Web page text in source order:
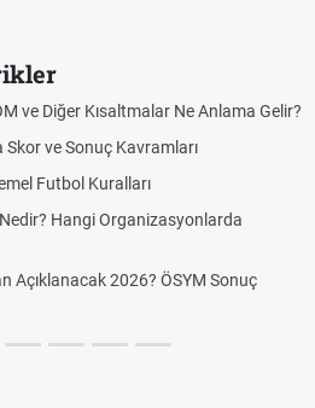
ve Diğer Kısaltmalar Ne Anlama Gelir?
Skor ve Sonuç Kavramları
Futbol Kuralları
Hangi Organizasyonlarda
Açıklanacak 2026? ÖSYM Sonuç